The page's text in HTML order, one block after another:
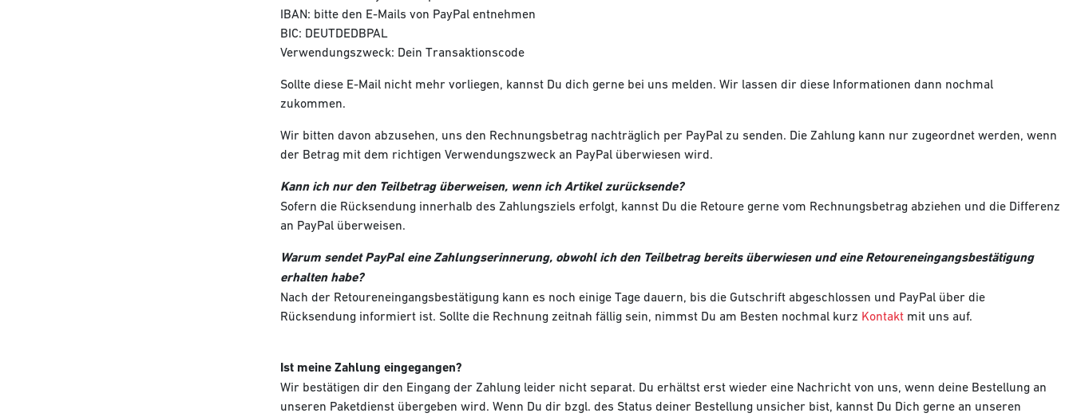
IBAN: bitte den E-Mails von PayPal entnehmen
BIC: DEUTDEDBPAL
Verwendungszweck: Dein Transaktionscode
Sollte diese E-Mail nicht mehr vorliegen, kannst Du dich gerne bei uns melden. Wir lassen dir diese Informationen dann nochmal
zukommen.
Wir bitten davon abzusehen, uns den Rechnungsbetrag nachträglich per PayPal zu senden. Die Zahlung kann nur zugeordnet werden, wenn
der Betrag mit dem richtigen Verwendungszweck an PayPal überwiesen wird.
Kann ich nur den Teilbetrag überweisen, wenn ich Artikel zurücksende?
Sofern die Rücksendung innerhalb des Zahlungsziels erfolgt, kannst Du die Retoure gerne vom Rechnungsbetrag abziehen und die Differenz
an PayPal überweisen.
Warum sendet PayPal eine Zahlungserinnerung, obwohl ich den Teilbetrag bereits überwiesen und eine Retoureneingangsbestätigung
erhalten habe?
Nach der Retoureneingangsbestätigung kann es noch einige Tage dauern, bis die Gutschrift abgeschlossen und PayPal über die
Rücksendung informiert ist. Sollte die Rechnung zeitnah fällig sein, nimmst Du am Besten nochmal kurz Kontakt mit uns auf.
Ist meine Zahlung eingegangen?
Wir bestätigen dir den Eingang der Zahlung leider nicht separat. Du erhältst erst wieder eine Nachricht von uns, wenn deine Bestellung an
unseren Paketdienst übergeben wird. Wenn Du dir bzgl. des Status deiner Bestellung unsicher bist, kannst Du Dich gerne an unseren